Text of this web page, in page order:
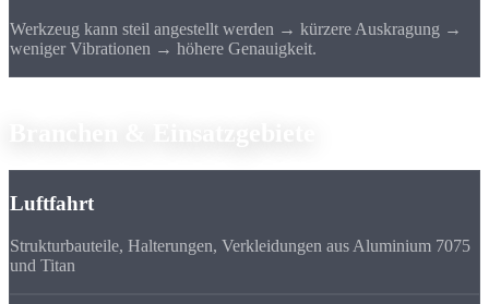
Werkzeug kann steil angestellt werden → kürzere Auskragung →
weniger Vibrationen → höhere Genauigkeit.
Luftfahrt
Strukturbauteile, Halterungen, Verkleidungen aus Aluminium 7075
und Titan